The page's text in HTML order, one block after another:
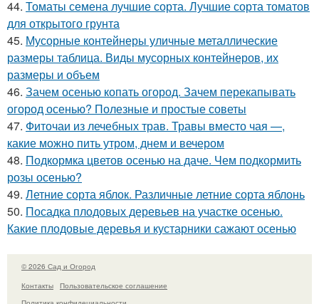
44. Томаты семена лучшие сорта. Лучшие сорта томатов
для открытого грунта
45. Мусорные контейнеры уличные металлические
размеры таблица. Виды мусорных контейнеров, их
размеры и объем
46. Зачем осенью копать огород. Зачем перекапывать
огород осенью? Полезные и простые советы
47. Фиточаи из лечебных трав. Травы вместо чая —,
какие можно пить утром, днем и вечером
48. Подкормка цветов осенью на даче. Чем подкормить
розы осенью?
49. Летние сорта яблок. Различные летние сорта яблонь
50. Посадка плодовых деревьев на участке осенью.
Какие плодовые деревья и кустарники сажают осенью
© 2026 Сад и Огород
Контакты
Пользовательское соглашение